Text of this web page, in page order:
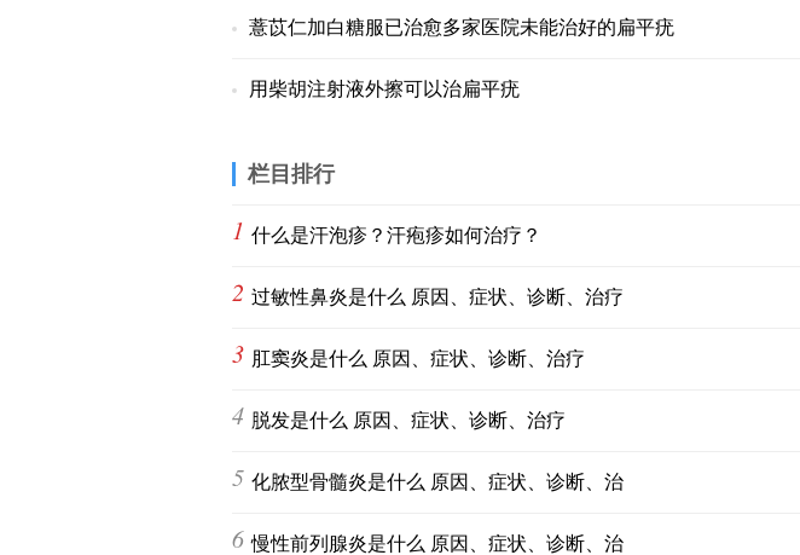
薏苡仁加白糖服已治愈多家医院未能治好的扁平疣
用柴胡注射液外擦可以治扁平疣
栏目排行
1 什么是汗泡疹？汗疱疹如何治疗？
2 过敏性鼻炎是什么 原因、症状、诊断、治疗
3 肛窦炎是什么 原因、症状、诊断、治疗
4 脱发是什么 原因、症状、诊断、治疗
5 化脓型骨髓炎是什么 原因、症状、诊断、治
6 慢性前列腺炎是什么 原因、症状、诊断、治